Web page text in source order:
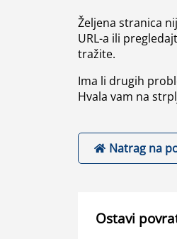
Željena stranica
URL-a ili
tražite.
Ima li drugih
Hvala vam na
Natrag na
Ostavi